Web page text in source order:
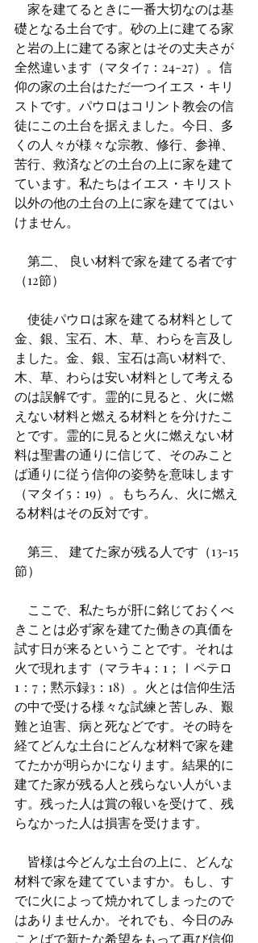
家を建てるときに一番大切なのは基
礎となる土台です。砂の上に建てる家
と岩の上に建てる家とはその丈夫さが
全然違います（マタイ7：24-27）。信
仰の家の土台はただ一つイエス・キリ
ストです。パウロはコリント教会の信
徒にこの土台を据えました。今日、多
くの人々が様々な宗教、修行、参禅、
苦行、救済などの土台の上に家を建て
ています。私たちはイエス・キリスト
以外の他の土台の上に家を建ててはい
けません。
第二、 良い材料で家を建てる者です
（12節）
使徒パウロは家を建てる材料として
金、銀、宝石、木、草、わらを言及し
ました。金、銀、宝石は高い材料で、
木、草、わらは安い材料として考える
のは誤解です。霊的に見ると、火に燃
えない材料と燃える材料とを分けたこ
とです。霊的に見ると火に燃えない材
料は聖書の通りに信じて、そのみこと
ば通りに従う信仰の姿勢を意味します
（マタイ5：19）。もちろん、火に燃え
る材料はその反対です。
第三、 建てた家が残る人です（13-15
節）
ここで、私たちが肝に銘じておくべ
きことは必ず家を建てた働きの真価を
試す日が来るということです。それは
火で現れます（マラキ4：1；Ⅰペテロ
1：7；黙示録3：18）。火とは信仰生活
の中で受ける様々な試練と苦しみ、艱
難と迫害、病と死などです。その時を
経てどんな土台にどんな材料で家を建
てたかが明らかになります。結果的に
建てた家が残る人と残らない人がいま
す。残った人は賞の報いを受けて、残
らなかった人は損害を受けます。
皆様は今どんな土台の上に、どんな
材料で家を建てていますか。もし、す
でに火によって焼かれてしまったので
はありませんか。それでも、今日のみ
ことばで新たな希望をもって再び信仰